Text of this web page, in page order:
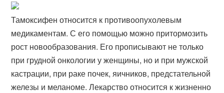
Тамоксифен относится к противоопухолевым
медикаментам. С его помощью можно притормозить
рост новообразования. Его прописывают не только
при грудной онкологии у женщины, но и при мужской
кастрации, при раке почек, яичников, предстательной
железы и меланоме. Лекарство относится к жизненно